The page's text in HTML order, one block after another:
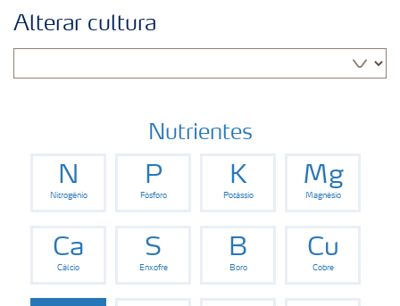
Manuseio de produtos
Soluções Digitais
Alterar cultura
Nutrientes
N
Nitrogênio
P
Fósforo
K
Potássio
Mg
Magnésio
Ca
Cálcio
S
Enxofre
B
Boro
Cu
Cobre